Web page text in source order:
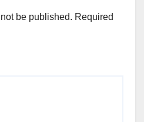
be published. Required